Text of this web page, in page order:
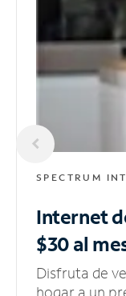
SPECTRUM
Internet
$30 al
Disfruta de
hogar a un